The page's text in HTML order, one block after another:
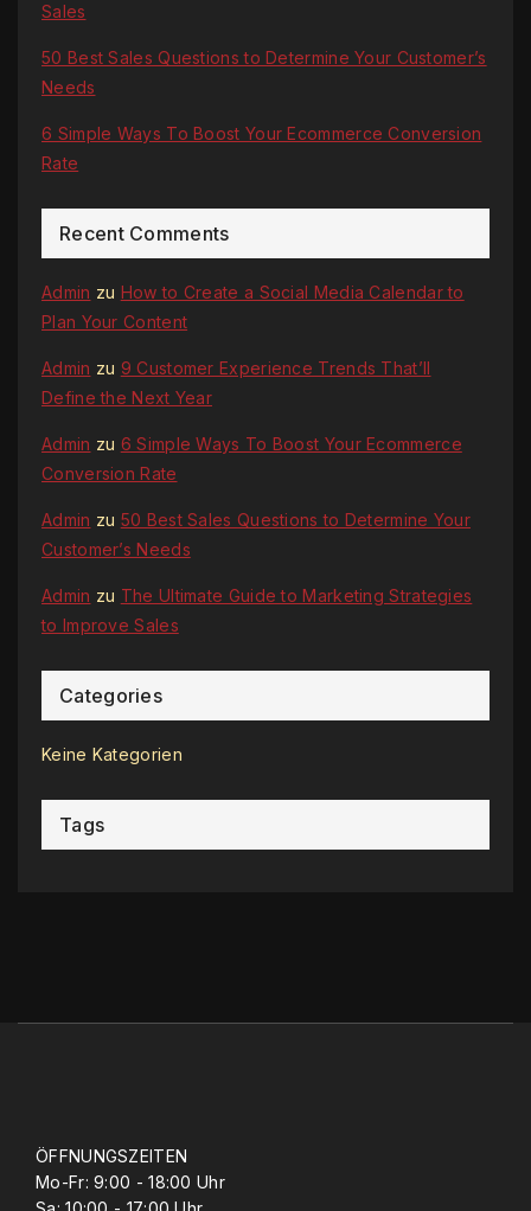
Sales
50 Best Sales Questions to Determine Your Customer’s
Needs
6 Simple Ways To Boost Your Ecommerce Conversion
Rate
Recent Comments
Admin zu How to Create a Social Media Calendar to
Plan Your Content
Admin zu 9 Customer Experience Trends That’ll
Define the Next Year
Admin zu 6 Simple Ways To Boost Your Ecommerce
Conversion Rate
Admin zu 50 Best Sales Questions to Determine Your
Customer’s Needs
Admin zu The Ultimate Guide to Marketing Strategies
to Improve Sales
Categories
Keine Kategorien
Tags
ÖFFNUNGSZEITEN
Mo-Fr: 9:00 - 18:00 Uhr